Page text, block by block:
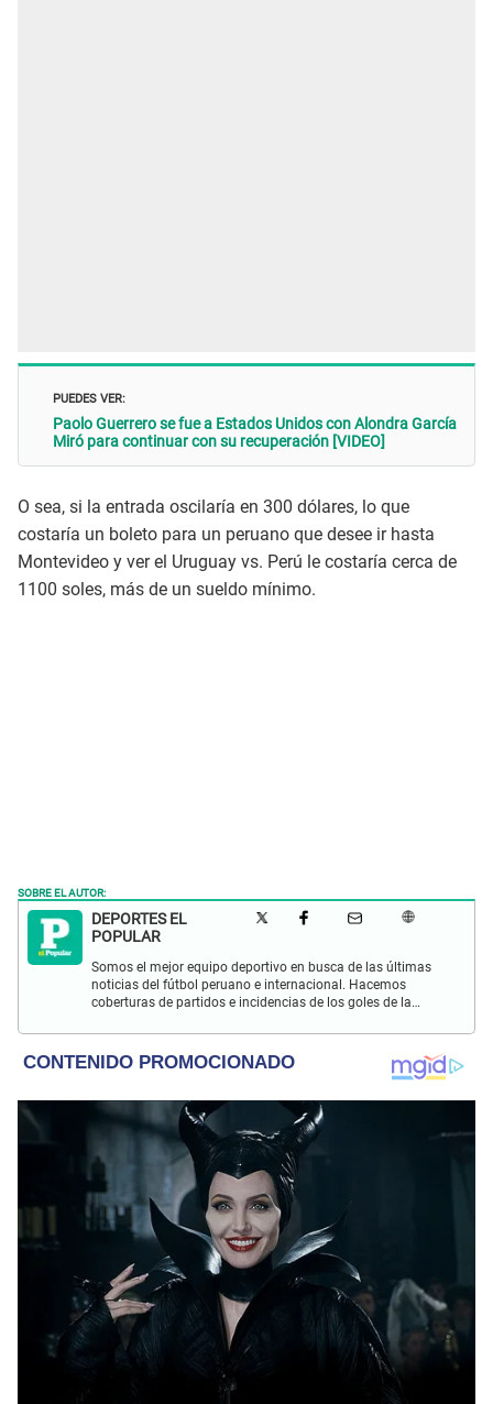
PUEDES VER:
Paolo Guerrero se fue a Estados Unidos con Alondra García
Miró para continuar con su recuperación [VIDEO]
O sea, si la entrada oscilaría en 300 dólares, lo que
costaría un boleto para un peruano que desee ir hasta
Montevideo y ver el Uruguay vs. Perú le costaría cerca de
1100 soles, más de un sueldo mínimo.
SOBRE EL AUTOR:
DEPORTES EL
POPULAR
Somos el mejor equipo deportivo en busca de las últimas
noticias del fútbol peruano e internacional. Hacemos
coberturas de partidos e incidencias de los goles de la
eventos deportivos.